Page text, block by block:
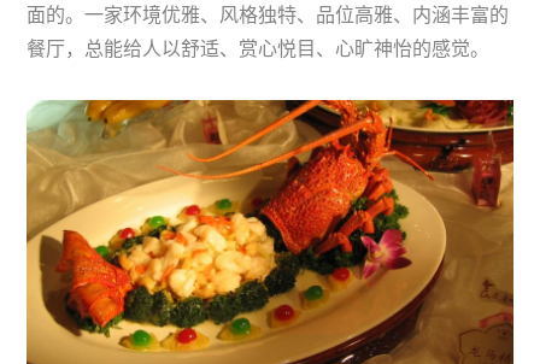
面的。一家环境优雅、风格独特、品位高雅、内涵丰富的
餐厅，总能给人以舒适、赏心悦目、心旷神怡的感觉。